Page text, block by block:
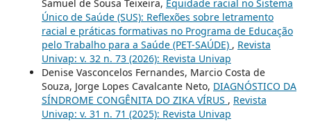
Samuel de Sousa Teixeira, Equidade racial no Sistema
Único de Saúde (SUS): Reflexões sobre letramento
racial e práticas formativas no Programa de Educação
pelo Trabalho para a Saúde (PET-SAÚDE) , Revista
Univap: v. 32 n. 73 (2026): Revista Univap
Denise Vasconcelos Fernandes, Marcio Costa de
Souza, Jorge Lopes Cavalcante Neto, DIAGNÓSTICO DA
SÍNDROME CONGÊNITA DO ZIKA VÍRUS , Revista
Univap: v. 31 n. 71 (2025): Revista Univap